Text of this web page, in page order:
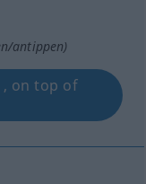
antippen)
, on top of